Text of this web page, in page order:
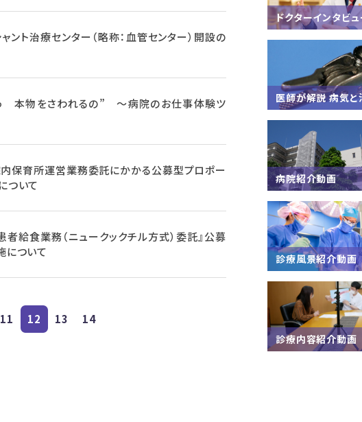
ント治療センター（略称：血管センター）開設の
物をさわれるの” ～病院のお仕事体験ツ
保育所運営業務委託にかかる公募型プロポー
ついて
給食業務（ニュークックチル方式）委託』公募
について
11 12 13 14
ドクターインタビュ
医師が解説 病気と
病院紹介動画
診療風景紹介動画
診療内容紹介動画